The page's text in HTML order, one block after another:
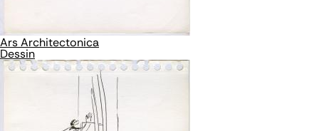
Ars Architectonica
Dessin